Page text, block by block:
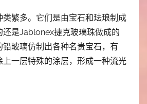
类繁多。它们是由宝石和珐琅制成
还是Jablonex捷克玻璃珠做成的
铅玻璃仿制出各种名贵宝石，有
上一层特殊的涂层，形成一种流光